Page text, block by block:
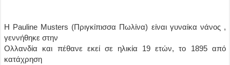
Η Pauline Musters (Πριγκίπισσα Πωλίνα) είναι γυναίκα νάνος ,
γεννήθηκε στην
Ολλανδία και πέθανε εκεί σε ηλικία 19 ετών, το 1895 από
κατάχρηση